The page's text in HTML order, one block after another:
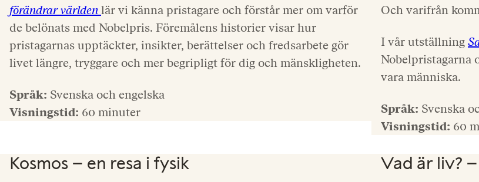
förändrar världen lär vi känna pristagare och förstår mer om varför
de belönats med Nobelpris. Föremålens historier visar hur
pristagarnas upptäckter, insikter, berättelser och fredsarbete gör
livet längre, tryggare och mer begripligt för dig och mänskligheten.
Språk: Svenska och engelska
Visningstid: 60 minuter
Och varifrån
I vår utställning
Nobelpristagarna
vara människa.
Språk: Svenska
Visningstid: 60
Kosmos – en resa i fysik Vad är liv?